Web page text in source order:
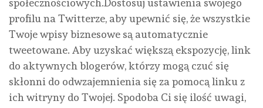
społecznościowych.Dostosuj ustawienia swojego
profilu na Twitterze, aby upewnić się, że wszystkie
Twoje wpisy biznesowe są automatycznie
tweetowane. Aby uzyskać większą ekspozycję, link
do aktywnych blogerów, którzy mogą czuć się
skłonni do odwzajemnienia się za pomocą linku z
ich witryny do Twojej. Spodoba Ci się ilość uwagi,